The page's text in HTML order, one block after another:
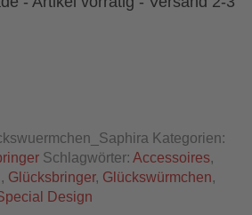
Kategorien:
Schlagwörter: Accessoires,
, Glücksbringer, Glückswürmchen,
Design